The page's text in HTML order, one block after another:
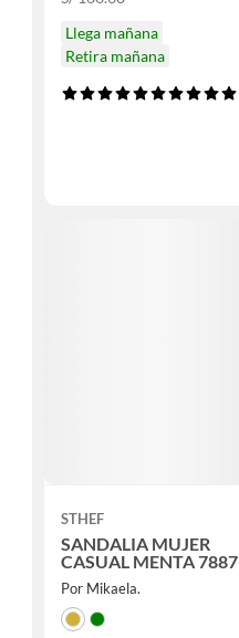
Llega mañana
Retira mañana
STHEF
SANDALIA MUJER
CASUAL MENTA 7887
Por Mikaela.